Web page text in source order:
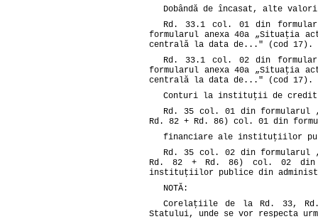
Dobândă de încasat, alte
Rd. 33.1 col. 01 din
formularul anexa 40a
centrală la data de..." (cod 17).
Rd. 33.1 col. 02 din
formularul anexa 40a
centrală la data de..." (cod 17).
Conturi la instituţii de credit,
Rd. 35 col. 01 din formularul
Rd. 82 + Rd. 86) col. 01 din
financiare ale instituţiilor
Rd. 35 col. 02 din formularul
Rd. 82 + Rd. 86) col. 02 din
instituţiilor publice din
NOTĂ:
Corelaţiile de la Rd. 33,
Statului, unde se vor respecta